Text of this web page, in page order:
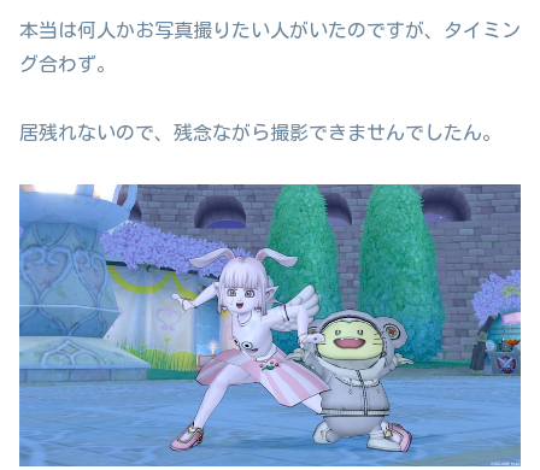
本当は何人かお写真撮りたい人がいたのですが、タイミン
グ合わず。
居残れないので、残念ながら撮影できませんでしたん。